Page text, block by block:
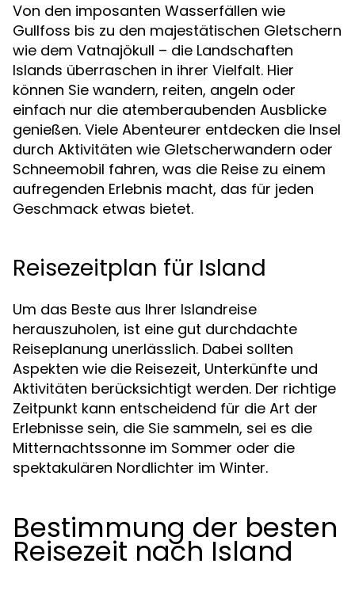
Von den imposanten Wasserfällen wie
Gullfoss bis zu den majestätischen Gletschern
wie dem Vatnajökull – die Landschaften
Islands überraschen in ihrer Vielfalt. Hier
können Sie wandern, reiten, angeln oder
einfach nur die atemberaubenden Ausblicke
genießen. Viele Abenteurer entdecken die Insel
durch Aktivitäten wie Gletscherwandern oder
Schneemobil fahren, was die Reise zu einem
aufregenden Erlebnis macht, das für jeden
Geschmack etwas bietet.
Reisezeitplan für Island
Um das Beste aus Ihrer Islandreise
herauszuholen, ist eine gut durchdachte
Reiseplanung unerlässlich. Dabei sollten
Aspekten wie die Reisezeit, Unterkünfte und
Aktivitäten berücksichtigt werden. Der richtige
Zeitpunkt kann entscheidend für die Art der
Erlebnisse sein, die Sie sammeln, sei es die
Mitternachtssonne im Sommer oder die
spektakulären Nordlichter im Winter.
Bestimmung der besten
Reisezeit nach Island